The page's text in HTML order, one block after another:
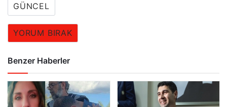
GÜNCEL
YORUM BIRAK
Benzer Haberler